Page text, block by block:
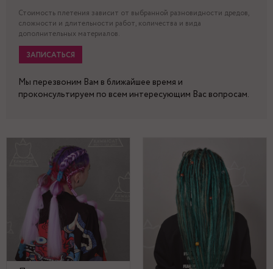
Стоимость плетения зависит от выбранной разновидности дредов,
сложности и длительности работ, количества и вида
дополнительных материалов.
ЗАПИСАТЬСЯ
Мы перезвоним Вам в ближайшее время и
проконсультируем по всем интересующим Вас вопросам.